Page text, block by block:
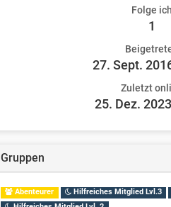
Folge ich
1
27. Sept.
Zuletzt
25. Dez.
Gruppen
Abenteurer Hilfreiches Mitglied Lvl.3